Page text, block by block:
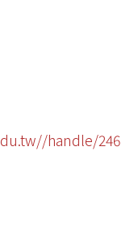
handle/246